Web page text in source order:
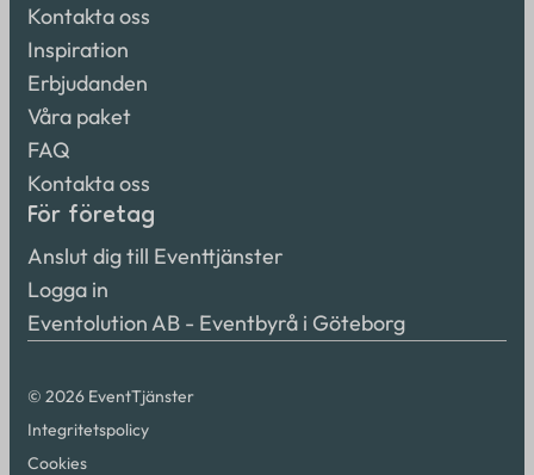
Kontakta oss
Inspiration
Erbjudanden
Våra paket
FAQ
Kontakta oss
För företag
Anslut dig till Eventtjänster
Logga in
Eventolution AB - Eventbyrå i Göteborg
© 2026 EventTjänster
Integritetspolicy
Cookies